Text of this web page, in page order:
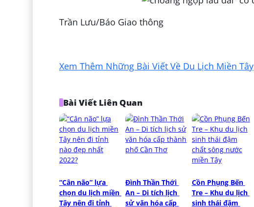
Trần Lưu/Báo Giao thông
Xem Thêm Những Bài Viết Về Du Lịch Miền Tây
Bài Viết Liên Quan
“Cân não” lựa
chọn du lịch miền
Tây nên đi tỉnh
Đình Thần Thới
An – Di tích lịch
sử văn hóa cấp
Cồn Phụng Bến
Tre – Khu du lịch
sinh thái đậm